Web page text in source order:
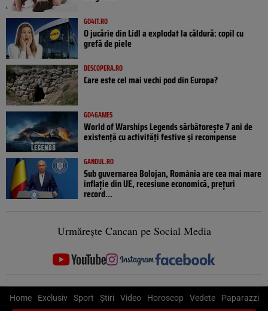
GO4IT.RO
O jucărie din Lidl a explodat la căldură: copil cu
grefă de piele
DESCOPERA.RO
Care este cel mai vechi pod din Europa?
GO4GAMES
World of Warships Legends sărbătorește 7 ani de
existență cu activități festive și recompense
GANDUL.RO
Sub guvernarea Bolojan, România are cea mai mare
inflație din UE, recesiune economică, prețuri
record...
Urmărește Cancan pe Social Media
Home Exclusiv Sport Știri Video Horoscop Vedete Paparazzi